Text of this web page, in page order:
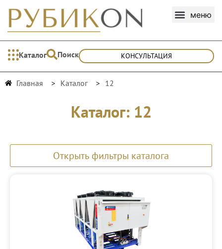
Каталог Поиск КОНСУЛЬТАЦИЯ
Главная Каталог 12
Каталог: 12
Открыть фильтры каталога